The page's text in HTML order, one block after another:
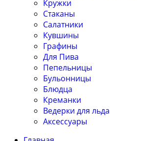
Кружки
Стаканы
Салатники
Кувшины
Графины
Для Пива
Пепельницы
Бульонницы
Блюдца
Креманки
Ведерки для льда
Аксессуары